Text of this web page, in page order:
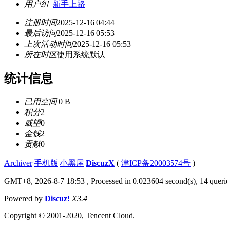
用户组 新手上路
注册时间2025-12-16 04:44
最后访问2025-12-16 05:53
上次活动时间2025-12-16 05:53
所在时区使用系统默认
统计信息
已用空间0 B
积分2
威望0
金钱2
贡献0
Archiver|手机版|小黑屋|DiscuzX ( 津ICP备20003574号 )
GMT+8, 2026-8-7 18:53 , Processed in 0.023604 second(s), 14
Powered by Discuz! X3.4
Copyright © 2001-2020, Tencent Cloud.